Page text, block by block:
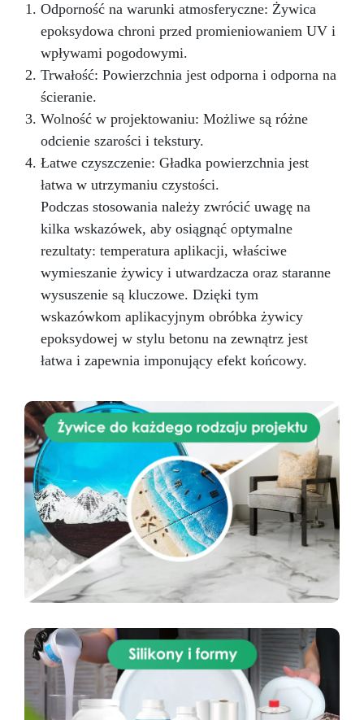
jego dekoracyjne piękno.
Dostosuj swoją
Łazienkę: Baza do mydeł AloeSoap jest
naturalnie przezroczysta, łatwo można ją
pokolorować według własnych upodobań za
pomocą barwników ColorSoap, umożliwiając
tworzenie mydeł o unikalnym i dekoracyjnym
wzornictwie. Wybierz bazę do mydeł AloeSoap
od Art Soap i zacznij tworzyć spersonalizowane
i dekoracyjne mydła z korzyściami koziego
mleka w sposób łatwy i bezpieczny! Ten produkt
jest składnikiem do wytwarzania mydła
gotowego do użycia, a nie gotowym produktem
kosmetycznym. Aby uzyskać mydło nadające się
do użycia, należy przestrzegać prawidłowych
procedur produkcyjnych, dodać ewentualne
składniki oraz stosować się do obowiązujących
przepisów dotyczących kosmetyków.
Odporność na warunki atmosferyczne: Żywica
epoksydowa chroni przed promieniowaniem UV i
wpływami pogodowymi.
Trwałość: Powierzchnia jest odporna i odporna na
ścieranie.
Wolność w projektowaniu: Możliwe są różne
odcienie szarości i tekstury.
Łatwe czyszczenie: Gładka powierzchnia jest
łatwa w utrzymaniu czystości.
Podczas stosowania należy zwrócić uwagę na
kilka wskazówek, aby osiągnąć optymalne
rezultaty: temperatura aplikacji, właściwe
wymieszanie żywicy i utwardzacza oraz staranne
wysuszenie są kluczowe. Dzięki tym
wskazówkom aplikacyjnym obróbka żywicy
epoksydowej w stylu betonu na zewnątrz jest
łatwa i zapewnia imponujący efekt końcowy.